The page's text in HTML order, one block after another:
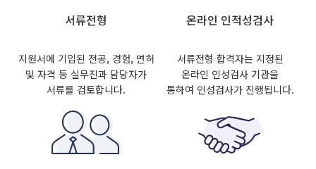
서류전형
지원서에 기입된 전공, 경험, 면허
및 자격 등 실무진과 담당자가
서류를 검토합니다.
온라인 인적성검사
서류전형 합격자는 지정된
온라인 인성검사 기관을
통하여 인성검사가 진행됩니다.